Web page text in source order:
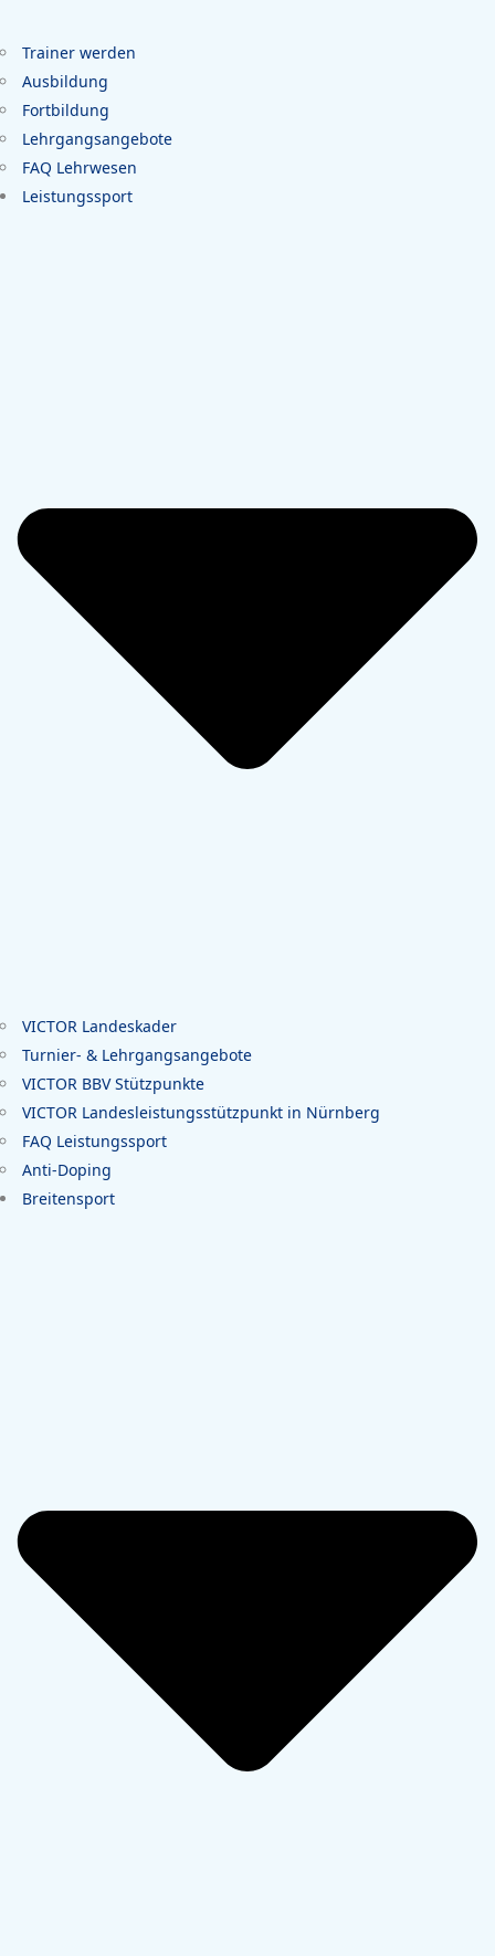
Trainer werden
Ausbildung
Fortbildung
Lehrgangsangebote
FAQ Lehrwesen
Leistungssport
VICTOR Landeskader
Turnier- & Lehrgangsangebote
VICTOR BBV Stützpunkte
VICTOR Landesleistungsstützpunkt in Nürnberg
FAQ Leistungssport
Anti-Doping
Breitensport